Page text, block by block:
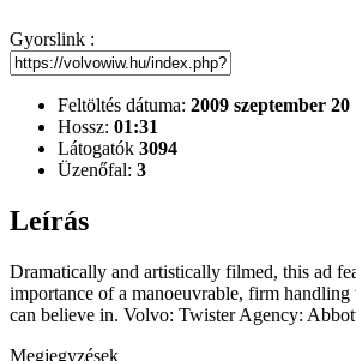
Gyorslink :
Feltöltés dátuma: 2009 szeptember 20
Hossz: 01:31
Látogatók 3094
Üzenőfal: 3
Leírás
Dramatically and artistically filmed, this ad
importance of a manoeuvrable, firm
can believe in. Volvo: Twister Agency:
Megjegyzések